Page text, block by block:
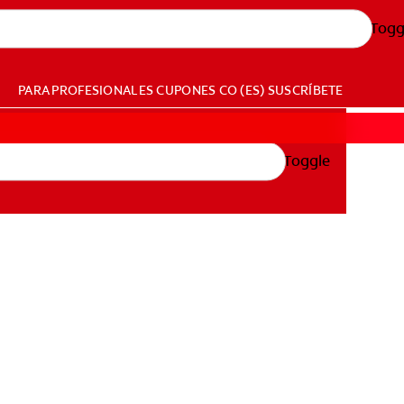
PARA PROFESIONALESCUPONES CO (ES) SUSCRÍBETE
Toggle